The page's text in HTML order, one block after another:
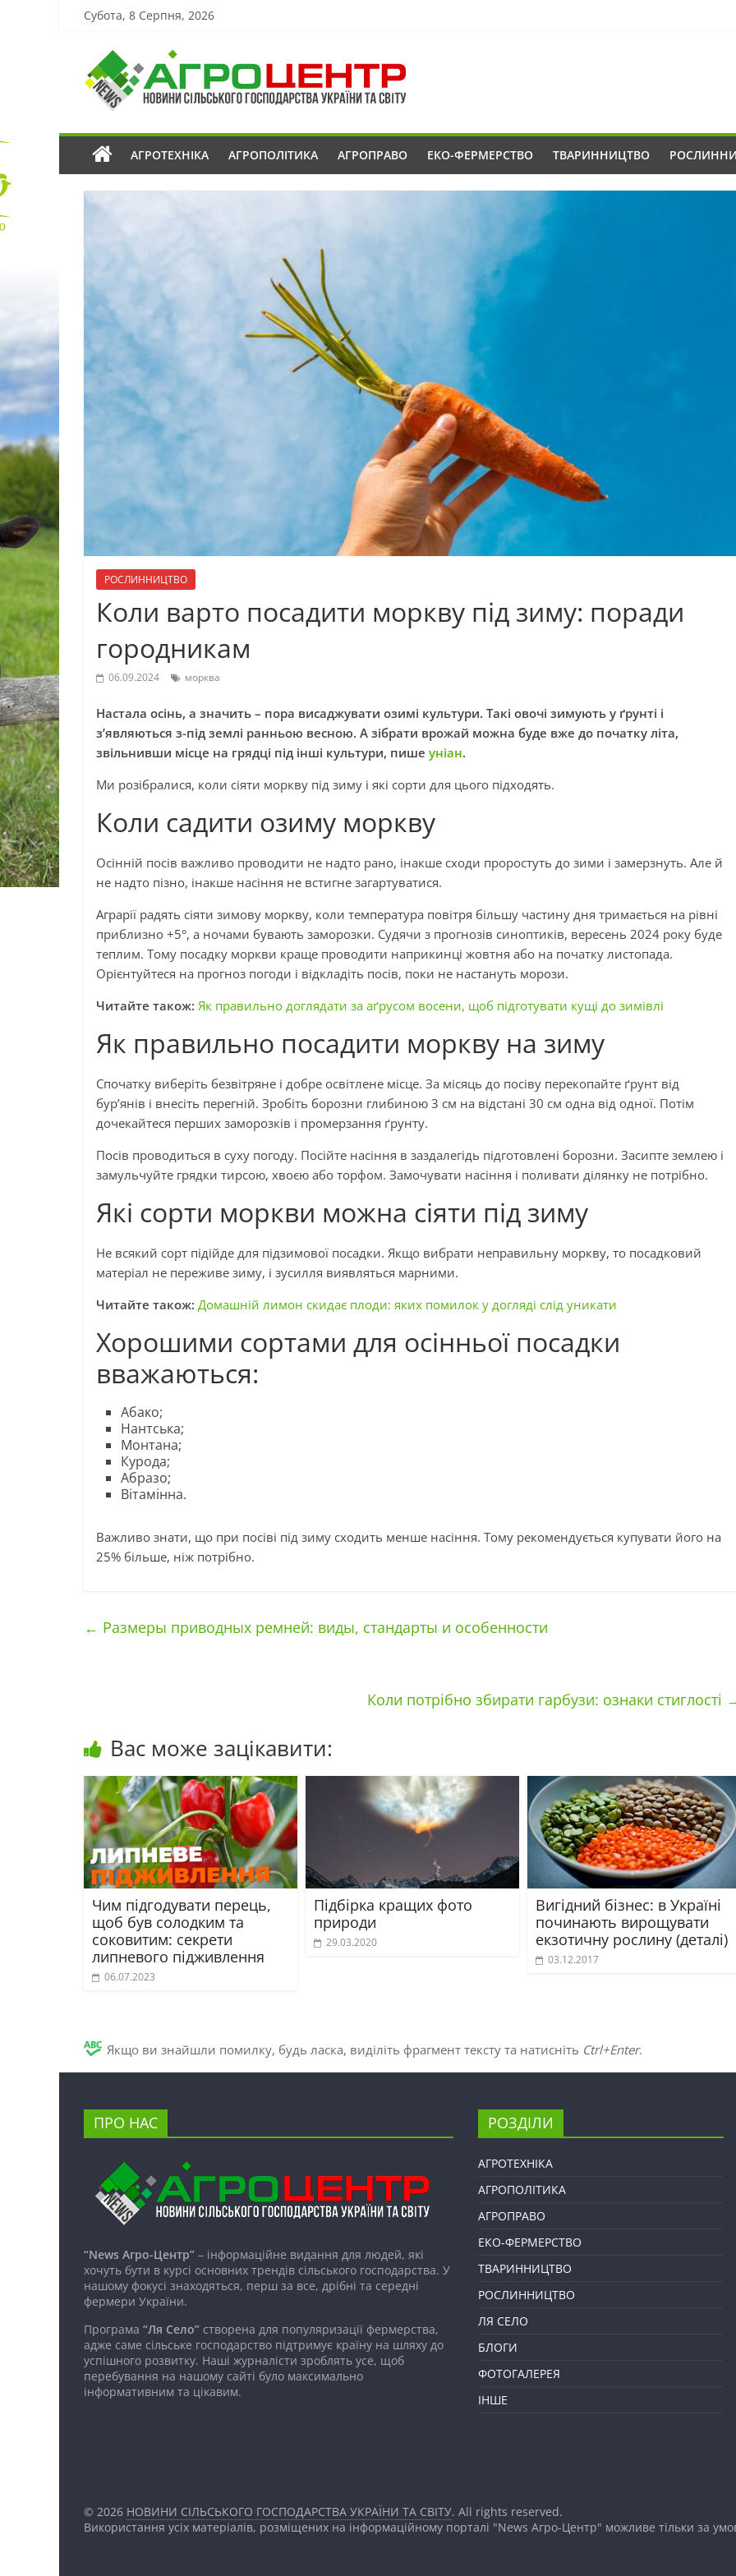
Субота, 8 Серпня, 2026
АГРОТЕХНІКА АГРОПОЛІТИКА АГРОПРАВО ЕКО-ФЕРМЕРСТВО ТВАРИННИЦТВО
РОСЛИННИЦТВО
Коли варто посадити моркву під зиму: поради
городникам
06.09.2024 морква
Настала осінь, а значить – пора висаджувати озимі культури. Такі овочі зимують у ґрунті і
з’являються з-під землі ранньою весною. А зібрати врожай можна буде вже до початку літа,
звільнивши місце на грядці під інші культури, пише уніан.
Ми розібралися, коли сіяти моркву під зиму і які сорти для цього підходять.
Коли садити озиму моркву
Осінній посів важливо проводити не надто рано, інакше сходи проростуть до зими і замерзнуть. Але й
не надто пізно, інакше насіння не встигне загартуватися.
Аграрії радять сіяти зимову моркву, коли температура повітря більшу частину дня тримається на рівні
приблизно +5°, а ночами бувають заморозки. Судячи з прогнозів синоптиків, вересень 2024 року буде
теплим. Тому посадку моркви краще проводити наприкинці жовтня або на початку листопада.
Орієнтуйтеся на прогноз погоди і відкладіть посів, поки не настануть морози.
Читайте також: Як правильно доглядати за аґрусом восени, щоб підготувати кущі до зимівлі
Як правильно посадити моркву на зиму
Спочатку виберіть безвітряне і добре освітлене місце. За місяць до посіву перекопайте ґрунт від
бур’янів і внесіть перегній. Зробіть борозни глибиною 3 см на відстані 30 см одна від одної. Потім
дочекайтеся перших заморозків і промерзання ґрунту.
Посів проводиться в суху погоду. Посійте насіння в заздалегідь підготовлені борозни. Засипте землею і
замульчуйте грядки тирсою, хвоєю або торфом. Замочувати насіння і поливати ділянку не потрібно.
Які сорти моркви можна сіяти під зиму
Не всякий сорт підійде для підзимової посадки. Якщо вибрати неправильну моркву, то посадковий
матеріал не переживе зиму, і зусилля виявляться марними.
Читайте також: Домашній лимон скидає плоди: яких помилок у догляді слід уникати
Хорошими сортами для осінньої посадки
вважаються:
Абако;
Нантська;
Монтана;
Курода;
Абразо;
Вітамінна.
Важливо знати, що при посіві під зиму сходить менше насіння. Тому рекомендується купувати його на
25% більше, ніж потрібно.
← Размеры приводных ремней: виды, стандарты и особенности
Коли потрібно збирати гарбузи: ознаки стиглості
Вас може зацікавити:
Чим підгодувати перець,
щоб був солодким та
соковитим: секрети
липневого підживлення
06.07.2023
Підбірка кращих фото
природи
29.03.2020
Вигідний бізнес: в Україні
починають вирощувати
екзотичну рослину (деталі)
03.12.2017
Якщо ви знайшли помилку, будь ласка, виділіть фрагмент тексту та натисніть Ctrl+Enter.
ПРО НАС
“News Агро-Центр” – інформаційне видання для людей, які
хочуть бути в курсі основних трендів сільського господарства. У
нашому фокусі знаходяться, перш за все, дрібні та середні
фермери України.
Програма “Ля Село” створена для популяризації фермерства,
адже саме сільське господарство підтримує країну на шляху до
успішного розвитку. Наші журналісти зроблять усе, щоб
перебування на нашому сайті було максимально
інформативним та цікавим.
РОЗДІЛИ
АГРОТЕХНІКА
АГРОПОЛІТИКА
АГРОПРАВО
ЕКО-ФЕРМЕРСТВО
ТВАРИННИЦТВО
РОСЛИННИЦТВО
ЛЯ СЕЛО
БЛОГИ
ФОТОГАЛЕРЕЯ
ІНШЕ
© 2026 НОВИНИ СІЛЬСЬКОГО ГОСПОДАРСТВА УКРАЇНИ ТА СВІТУ. All rights reserved.
Використання усіх матеріалів, розміщених на інформаційному порталі "News Агро-Центр" можливе тільки за